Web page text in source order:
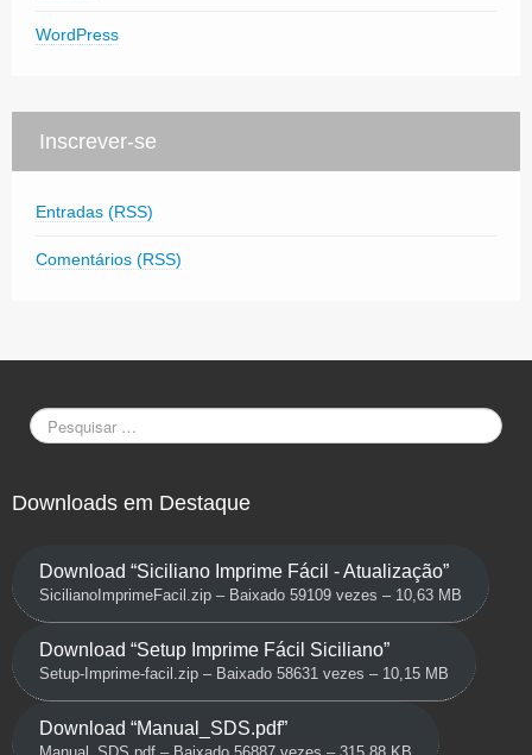
WordPress
Inscrever-se
Entradas (RSS)
Comentários (RSS)
Downloads em Destaque
Download “Siciliano Imprime Fácil - Atualização”
SicilianoImprimeFacil.zip – Baixado 59109 vezes – 10,63 MB
Download “Setup Imprime Fácil Siciliano”
Setup-Imprime-facil.zip – Baixado 58631 vezes – 10,15 MB
Download “Manual_SDS.pdf”